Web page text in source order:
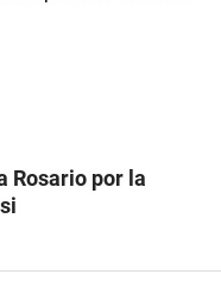
Rosario por la